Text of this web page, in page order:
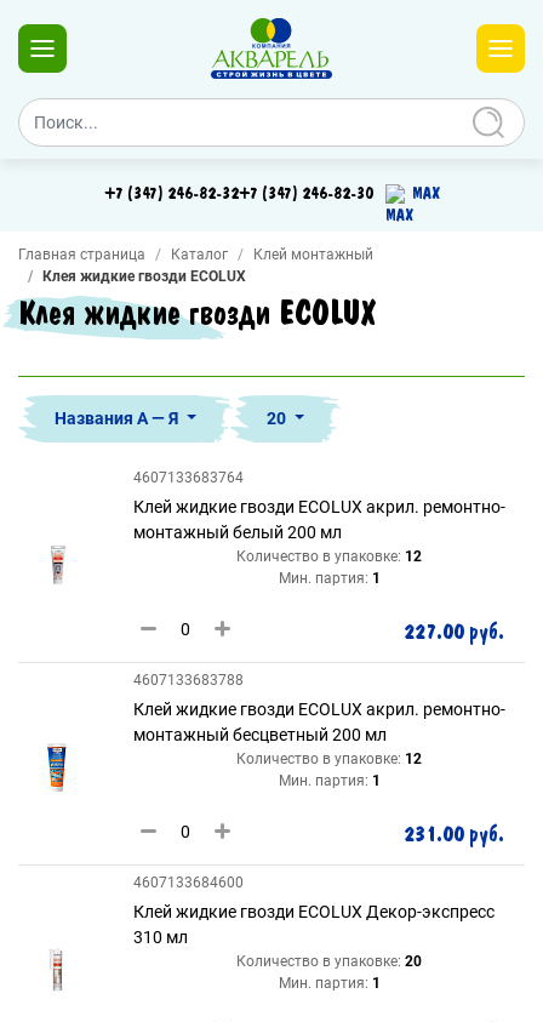
+7 (347) 246-82-32+7 (347) 246-82-30 MAX
Главная страница Каталог
Клей монтажный
Клея жидкие гвозди ECOLUX
Клея жидкие гвозди ECOLUX
Названия А — Я 20
4607133683764
Клей жидкие гвозди ECOLUX акрил. ремонтно-
монтажный белый 200 мл
Количество в упаковке: 12
Мин. партия: 1
227.00 руб.
4607133683788
Клей жидкие гвозди ECOLUX акрил. ремонтно-
монтажный бесцветный 200 мл
Количество в упаковке: 12
Мин. партия: 1
231.00 руб.
4607133684600
Клей жидкие гвозди ECOLUX Декор-экспресс
310 мл
Количество в упаковке: 20
Мин. партия: 1